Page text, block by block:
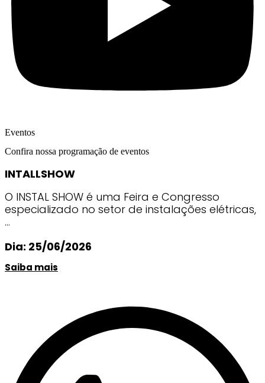
Eventos
Confira nossa programação de eventos
INTALLSHOW
O INSTAL SHOW é uma Feira e Congresso
especializado no setor de instalações elétricas,
...
Dia: 25/06/2026
Saiba mais